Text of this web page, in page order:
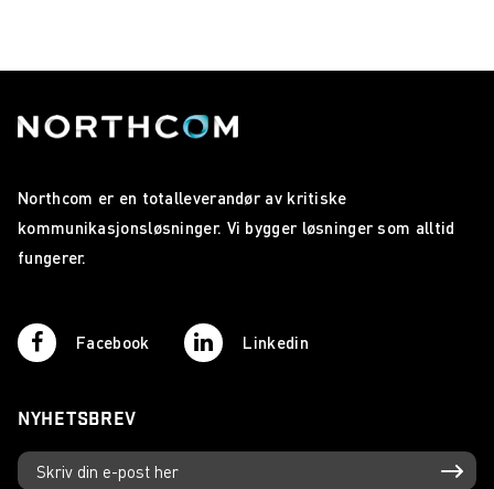
Northcom er en totalleverandør av kritiske
kommunikasjonsløsninger. Vi bygger løsninger som alltid
fungerer.
Facebook Linkedin
NYHETSBREV